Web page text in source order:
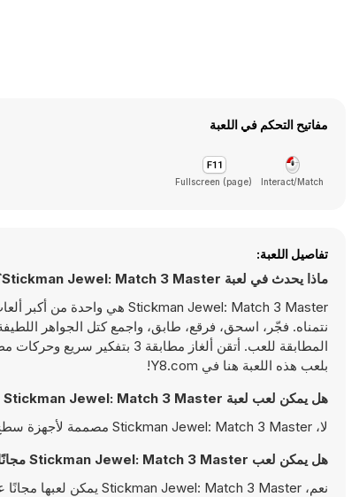
مفاتيح التحكم في اللعبة
Interact/Match
Fullscreen (page)
تفاصيل اللعبة:
ماذا يحدث في لعبة Stickman Jewel: Match 3 Master؟
نتمناه. فجّر، اسحق، فرقع، طابق، واجمع كتل الجواهر
المطابقة للعب. أتقن ألغاز
بلعب هذه اللعبة هنا في Y8.com!
هل يمكن لعب لعبة Stickman Jewel: Match 3 Master على الجوال؟
لا، Stickman Jewel: Match 3 Master مصممة لأجهزة سطح المكتب فقط وتعمل بالشكل الأمثل على أجهزة الكمبيوتر باستخدام لوحة المفاتيح والفأرة
هل يمكن لعب Stickman Jewel: Match 3 Master مجانًا؟
نعم، Stickman Jewel: Match 3 Master يمكن لعبها مجانًا على Y8 وتعمل مباشرةً على المتصفح